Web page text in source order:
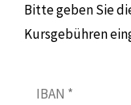
Bitte geben Sie
Kursgebühren